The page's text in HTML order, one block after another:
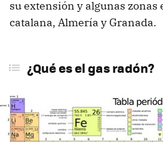
su extensión y algunas zonas
catalana, Almería y Granada.
¿Qué es el gas radón?